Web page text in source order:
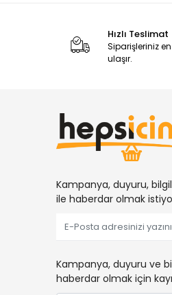
Hızlı Teslimat
Siparişleriniz
ulaşır.
Kampanya, duyuru,
ile haberdar olmak
Kampanya, duyuru ve
haberdar olmak için